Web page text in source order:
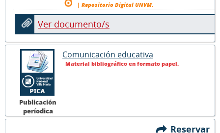
| Repositorio Digital UNVM.
Ver documento/s
Publicación
períodica
Comunicación educativa
Material bibliográfico en formato papel.
Reservar